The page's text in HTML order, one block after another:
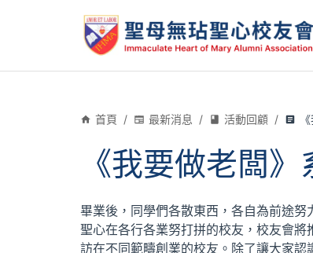
首頁 / 最新消息 / 活動回顧 /
《我要做老闆
畢業後，同學們各散東西，各自為前途
聖心在各行各業努打拼的校友，校友會
訪在不同範疇創業的校友。除了讓大家